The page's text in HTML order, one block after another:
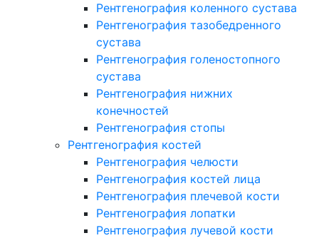
Рентгенография коленного сустава
Рентгенография тазобедренного
сустава
Рентгенография голеностопного
сустава
Рентгенография нижних
конечностей
Рентгенография стопы
Рентгенография костей
Рентгенография челюсти
Рентгенография костей лица
Рентгенография плечевой кости
Рентгенография лопатки
Рентгенография лучевой кости